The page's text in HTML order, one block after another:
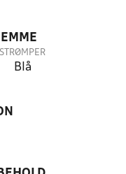
STRØMPER
Blå